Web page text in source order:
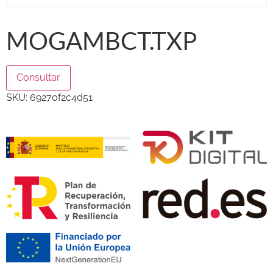
MOGAMBCT.TXP
Consultar
SKU: 69270f2c4d51